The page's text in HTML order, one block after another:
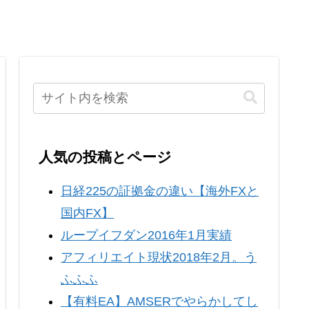
人気の投稿とページ
日経225の証拠金の違い【海外FXと
国内FX】
ループイフダン2016年1月実績
アフィリエイト現状2018年2月。う
ふふふ
【有料EA】AMSERでやらかしてし